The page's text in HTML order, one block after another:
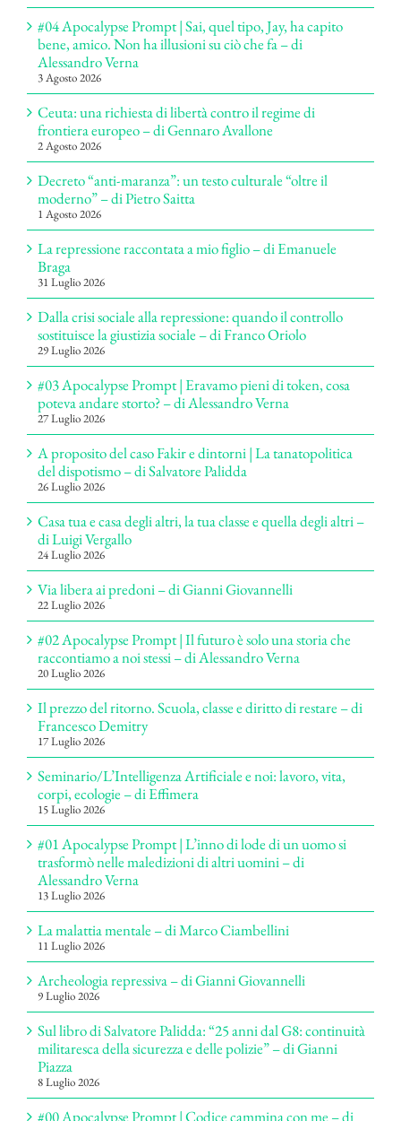
#04 Apocalypse Prompt | Sai, quel tipo, Jay, ha capito
bene, amico. Non ha illusioni su ciò che fa – di
Alessandro Verna
3 Agosto 2026
Ceuta: una richiesta di libertà contro il regime di
frontiera europeo – di Gennaro Avallone
2 Agosto 2026
Decreto “anti-maranza”: un testo culturale “oltre il
moderno” – di Pietro Saitta
1 Agosto 2026
La repressione raccontata a mio figlio – di Emanuele
Braga
31 Luglio 2026
Dalla crisi sociale alla repressione: quando il controllo
sostituisce la giustizia sociale – di Franco Oriolo
29 Luglio 2026
#03 Apocalypse Prompt | Eravamo pieni di token, cosa
poteva andare storto? – di Alessandro Verna
27 Luglio 2026
A proposito del caso Fakir e dintorni | La tanatopolitica
del dispotismo – di Salvatore Palidda
26 Luglio 2026
Casa tua e casa degli altri, la tua classe e quella degli altri –
di Luigi Vergallo
24 Luglio 2026
Via libera ai predoni – di Gianni Giovannelli
22 Luglio 2026
#02 Apocalypse Prompt | Il futuro è solo una storia che
raccontiamo a noi stessi – di Alessandro Verna
20 Luglio 2026
Il prezzo del ritorno. Scuola, classe e diritto di restare – di
Francesco Demitry
17 Luglio 2026
Seminario/L’Intelligenza Artificiale e noi: lavoro, vita,
corpi, ecologie – di Effimera
15 Luglio 2026
#01 Apocalypse Prompt | L’inno di lode di un uomo si
trasformò nelle maledizioni di altri uomini – di
Alessandro Verna
13 Luglio 2026
La malattia mentale – di Marco Ciambellini
11 Luglio 2026
Archeologia repressiva – di Gianni Giovannelli
9 Luglio 2026
Sul libro di Salvatore Palidda: “25 anni dal G8: continuità
militaresca della sicurezza e delle polizie” – di Gianni
Piazza
8 Luglio 2026
#00 Apocalypse Prompt | Codice cammina con me – di